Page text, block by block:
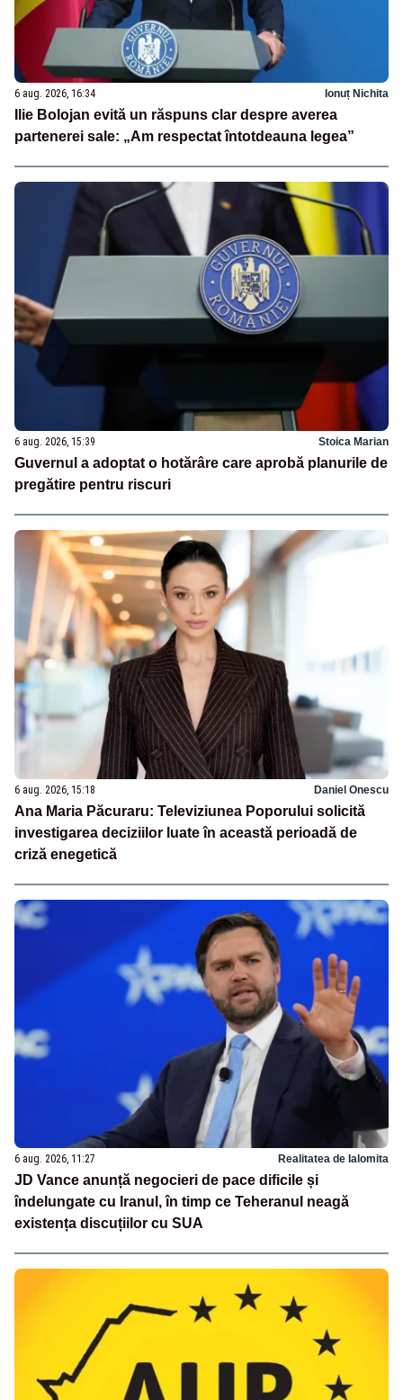
6 aug. 2026, 16:34 Ionuț Nichita
Ilie Bolojan evită un răspuns clar despre averea
partenerei sale: „Am respectat întotdeauna legea”
6 aug. 2026, 15:39 Stoica Marian
Guvernul a adoptat o hotărâre care aprobă planurile de
pregătire pentru riscuri
6 aug. 2026, 15:18 Daniel Onescu
Ana Maria Păcuraru: Televiziunea Poporului solicită
investigarea deciziilor luate în această perioadă de
criză enegetică
6 aug. 2026, 11:27 Realitatea de Ialomita
JD Vance anunță negocieri de pace dificile și
îndelungate cu Iranul, în timp ce Teheranul neagă
existența discuțiilor cu SUA